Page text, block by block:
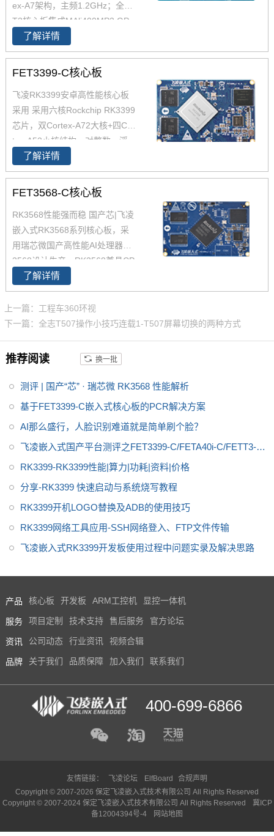
A40i工控板、 A40i开发板。
ex-A7架构，主频1.2GHz；全志
T3核心板集成MAli400MP2 GP
U，内存1GB DDR3L，存储8GB
eMMC；全志T3核心板整板工业
级运行温宽，支持绝大部分当前
志T3核心板具有稳定可靠的工业
级产品性能、低功耗、以及丰富
的用户接口等优势；全志T3核心
核心板适用于车载电子、电力行
业、医疗电子、工业控制、物联
网、智能终端等领域。
了解详情
FET3399-C核心板
飞凌RK3399安卓高性能核心板
采用 采用六核Rockchip RK3399
芯片，双Cortex-A72大核+四Cor
tex-A53小核结构，对整数、浮
点、内存等作了大幅优化，在整
体性能、功耗及核心面积三个方
面提升。以下将对瑞芯微芯片RK
其性能做具体介绍。如您对飞凌
RK3399系列核心板有兴趣，欢
迎咨询了解。
了解详情
FET3568-C核心板
RK3568性能强而稳 国产芯|飞凌
嵌入式RK3568系列核心板，采
用瑞芯微国产高性能AI处理器RK
3568设计生产，RK3568兼具CP
U、GPU、NPU、VPU于一身，
RK3568 性能、性价比在同类产
品中具有较高优势，RK3568处
理器是一款定位中高端的通用型
面向工业互联网、HMI、NVR存
储、车载中控、工业网关等领
域。目前RK3568系列已经批量
了解详情
上一篇：工程车360环视
下一篇：全志T507操作小技巧连载1-T507屏幕切换的两种方式
推荐阅读 换一批
测评 | 国产“芯” · 瑞芯微 RK3568 性能解析
基于FET3399-C嵌入式核心板的PCR解决方案
AI那么盛行，人脸识别难道就是简单刷个脸？
飞凌嵌入式国产平台测评之FET3399-C/FETA40i-C/FETT3-C
核心板
RK3399-RK3399性能|算力|功耗|资料|价格
分享-RK3399 快速启动与系统烧写教程
RK3399开机LOGO替换及ADB的使用技巧
RK3399网络工具应用-SSH网络登入、FTP文件传输
飞凌嵌入式RK3399开发板使用过程中问题实录及解决思路
产品 核心板 开发板 ARM工控机 显控一体机
服务 项目定制 技术支持 售后服务 官方论坛
资讯 公司动态 行业资讯 视频合辑
品牌 关于我们 品质保障 加入我们 联系我们
400-699-6866
友情链接： 飞凌论坛 ElfBoard
合规声明
Copyright © 2007-2026 保定飞凌嵌入式技术有限公司 All Rights Reserved
Copyright © 2007-2024 保定飞凌嵌入式技术有限公司 All Rights Reserved
冀ICP
备12004394号-4
网站地图